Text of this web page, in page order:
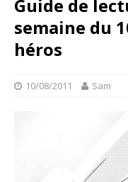
Guide de
semaine du
héros
10/08/2011 Sam